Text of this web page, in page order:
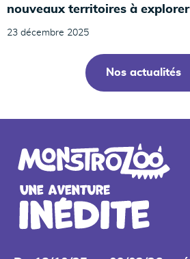
nouveaux territoires à explorer
23 décembre 2025
Nos actualités